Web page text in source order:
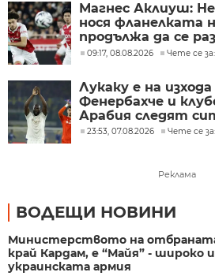
Магнес Аклиуш:
нося фланелката
продължа да се
велик клуб
09:17, 08.08.2026 Чете се
Лукаку е на
Фенербахче и
Арабия следят
23:53, 07.08.2026 Чете се
Реклама
ВОДЕЩИ НОВИНИ
Министерството на
край Кардам, е “Майя” - широко
украинската армия